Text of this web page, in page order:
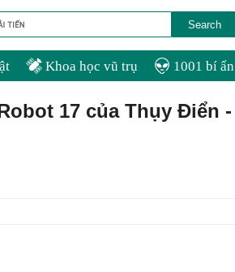
Khoa học vũ trụ 1001 bí ẩn
17 của Thụy Điển -